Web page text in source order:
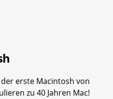
erste Macintosh von
zu 40 Jahren Mac!